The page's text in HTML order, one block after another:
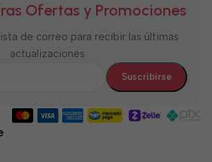
Ofertas y Promociones
de correo para recibir las últimas
actualizaciones.